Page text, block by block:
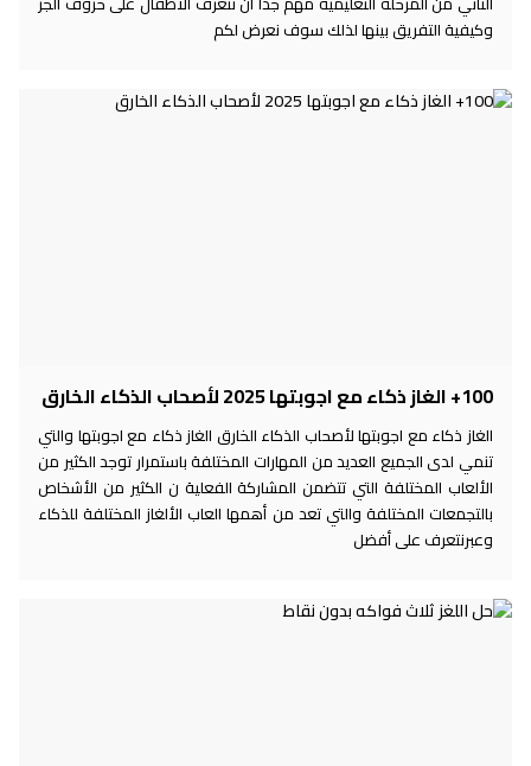
وكيفية التفريق بينها لذلك سوف نعرض لكم
100+ الغاز ذكاء مع اجوبتها 2025 لأصحاب الذكاء الخارق
الغاز ذكاء مع اجوبتها لأصحاب الذكاء الخارق الغاز ذكاء مع اجوبتها والتي
تنمي لدى الجميع العديد من المهارات المختلفة باستمرار توجد الكثير من
الألعاب المختلفة التي تتضمن المشاركة الفعلية ن الكثير من الأشخاص
بالتجمعات المختلفة والتي تعد من أهمها العاب الألغاز المختلفة للذكاء
وعبرنتعرف على أفضل